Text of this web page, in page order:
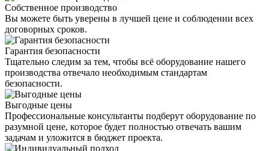
Собственное производство
Вы можете быть уверены в лучшей цене и соблюдении всех
договорных сроков.
Гарантия безопасности
Тщательно следим за тем, чтобы всё оборудование нашего
производства отвечало необходимым стандартам
безопасности.
Выгодные цены
Профессиональные консультанты подберут оборудование по
разумной цене, которое будет полностью отвечать вашим
задачам и уложится в бюджет проекта.